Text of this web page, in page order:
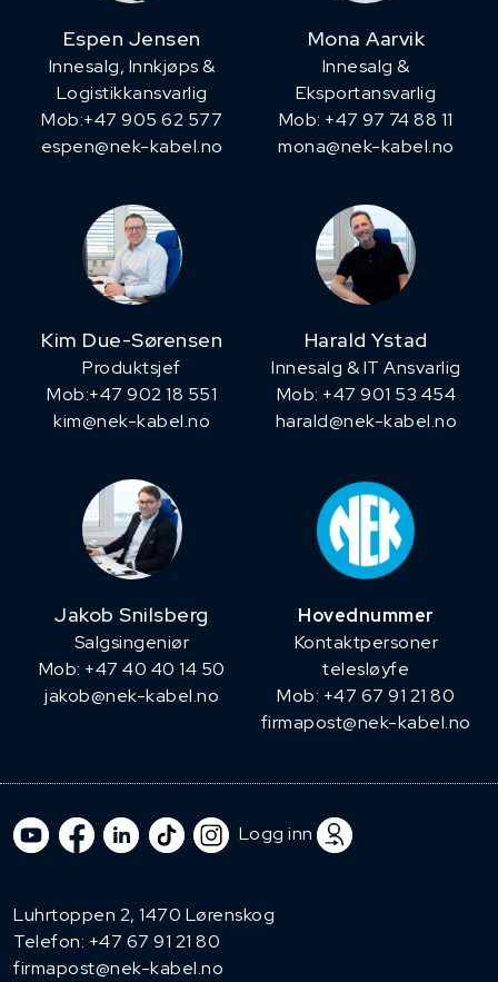
Espen Jensen
Innesalg, ​Innkjøps &
Logistikkansvarlig
Mob:+47 905 62 577
espen@nek-kabel.no
Mona Aarvik
Innesalg &
Eksportansvarlig
Mob: +47 97 74 88 11
mona@nek-kabel.no
Kim Due-Sørensen
Produktsjef
​Mob:+47 902 18 551
kim@nek-kabel.no
Harald Ystad
Innesalg & IT Ansvarlig
Mob: +47 901 53 454
harald@nek-kabel.no
Jakob Snilsberg
​Salgsingeniør
Mob: +47 40 40 14 50
jakob@nek-kabel.no
Hovednummer
Kontaktpersoner
telesløyfe
Mob: +47 67 91 21 80
firmapost@nek-kabel.no
Logg inn
Luhrtoppen 2, 1470 Lørenskog
Telefon: +47 67 91 21 80
firmapost@nek-kabel.no